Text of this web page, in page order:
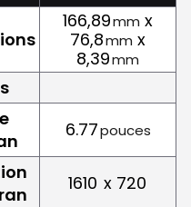
166,89mm x
76,8mm x
8,39mm
6.77pouces
1610 x 720